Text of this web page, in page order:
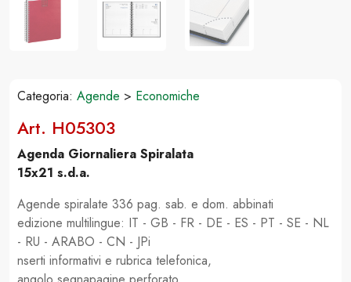
Categoria: Agende > Economiche
Art. H05303
Agenda Giornaliera Spiralata
15x21 s.d.a.
Agende spiralate 336 pag. sab. e dom. abbinati
edizione multilingue: IT - GB - FR - DE - ES - PT - SE - NL
- RU - ARABO - CN - JPi
nserti informativi e rubrica telefonica,